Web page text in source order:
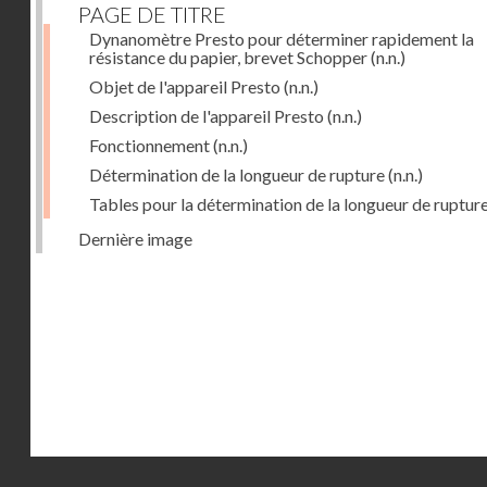
PAGE DE TITRE
Dynanomètre Presto pour déterminer rapidement la
résistance du papier, brevet Schopper(n.n.)
Objet de l'appareil Presto (n.n.)
Description de l'appareil Presto (n.n.)
Fonctionnement(n.n.)
Détermination de la longueur de rupture(n.n.)
Tables pour la détermination de la longueur de
Dernière image